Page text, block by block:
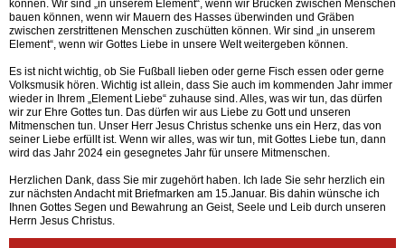
können. Wir sind „in unserem Element“, wenn wir Brücken zwischen Menschen
bauen können, wenn wir Mauern des Hasses überwinden und Gräben
zwischen zerstrittenen Menschen zuschütten können. Wir sind „in unserem
Element“, wenn wir Gottes Liebe in unsere Welt weitergeben können.
Es ist nicht wichtig, ob Sie Fußball lieben oder gerne Fisch essen oder gerne
Volksmusik hören. Wichtig ist allein, dass Sie auch im kommenden Jahr immer
wieder in Ihrem „Element Liebe“ zuhause sind. Alles, was wir tun, das dürfen
wir zur Ehre Gottes tun. Das dürfen wir aus Liebe zu Gott und unseren
Mitmenschen tun. Unser Herr Jesus Christus schenke uns ein Herz, das von
seiner Liebe erfüllt ist. Wenn wir alles, was wir tun, mit Gottes Liebe tun, dann
wird das Jahr 2024 ein gesegnetes Jahr für unsere Mitmenschen.
Herzlichen Dank, dass Sie mir zugehört haben. Ich lade Sie sehr herzlich ein
zur nächsten Andacht mit Briefmarken am 15.Januar. Bis dahin wünsche ich
Ihnen Gottes Segen und Bewahrung an Geist, Seele und Leib durch unseren
Herrn Jesus Christus.